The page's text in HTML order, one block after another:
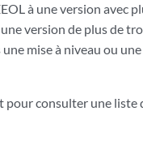
à une version avec
version de plus de
mise à niveau ou
pour consulter une liste